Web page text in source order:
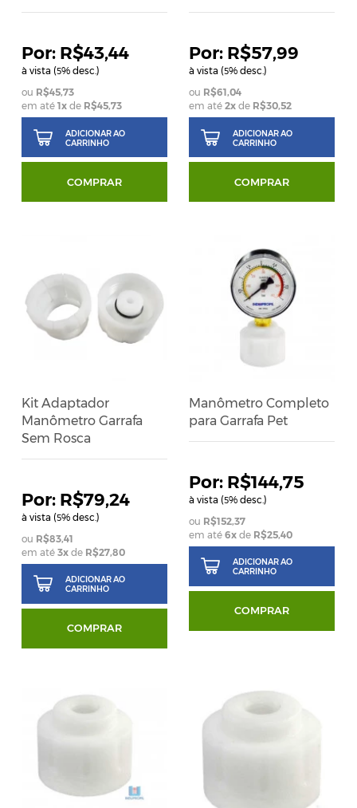
R$43,44
à vista (5% desc.)
R$45,73
em até1x de R$45,73
ADICIONAR AO
CARRINHO
COMPRAR
R$57,99
à vista (5% desc.)
R$61,04
em até 2xde R$30,52
ADICIONAR AO
CARRINHO
COMPRAR
Kit Adaptador
Manômetro Garrafa
Sem Rosca
R$79,24
à vista (5% desc.)
R$83,41
em até3x de R$27,80
ADICIONAR AO
CARRINHO
COMPRAR
Manômetro Completo
para Garrafa Pet
R$144,75
à vista (5% desc.)
R$152,37
em até 6xde R$25,40
ADICIONAR AO
CARRINHO
COMPRAR